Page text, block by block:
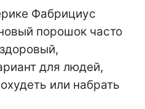
Фабрициус
порошок часто
для людей,
или набрать